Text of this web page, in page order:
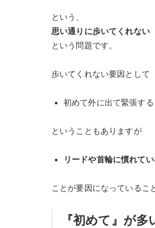
という、
思い通りに歩いてくれない
という問題です。
歩いてくれない要因として
初めて外に出て緊張する
ということもありますが
リードや首輪に慣れて
ことが要因になっているこ
『初めて』が